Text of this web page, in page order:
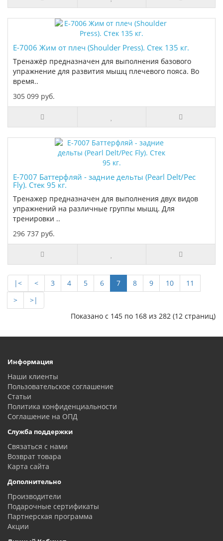
E-7006 Жим от плеч (Shoulder Press). Стек 135 кг.
Тренажёр предназначен для выполнения базового
упражнение для развития мышц плечевого пояса. Во
время..
305 099 руб.
E-7007 Баттерфляй - задние дельты (Pearl Delt/Pec
Fly). Стек 95 кг.
Тренажер предназначен для выполнения двух видов
упражнений на различные группы мышц. Для
тренировки ..
296 737 руб.
|< < 3 4 5 6 7 8 9 10
11
>
>|
Показано с 145 по 168 из 282 (12 страниц)
Информация
Наши клиенты
Пользовательское соглашение
Статьи
Политика конфиденциальности
Соглашение на ОПД
Служба поддержки
Связаться с нами
Возврат товара
Карта сайта
Дополнительно
Производители
Подарочные сертификаты
Партнерская программа
Акции